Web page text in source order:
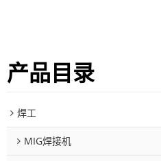
产品目录
焊工
MIG焊接机